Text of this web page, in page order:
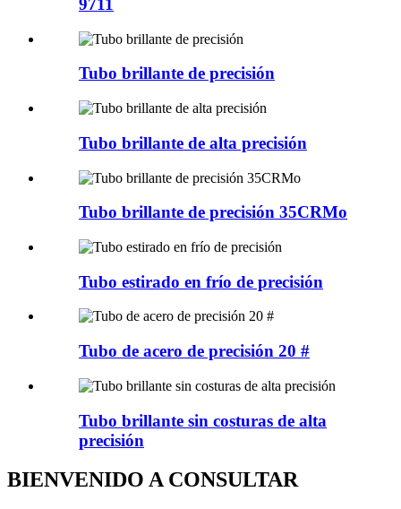
9711
Tubo brillante de precisión
Tubo brillante de alta precisión
Tubo brillante de precisión 35CRMo
Tubo estirado en frío de precisión
Tubo de acero de precisión 20 #
Tubo brillante sin costuras de alta
precisión
BIENVENIDO A CONSULTAR